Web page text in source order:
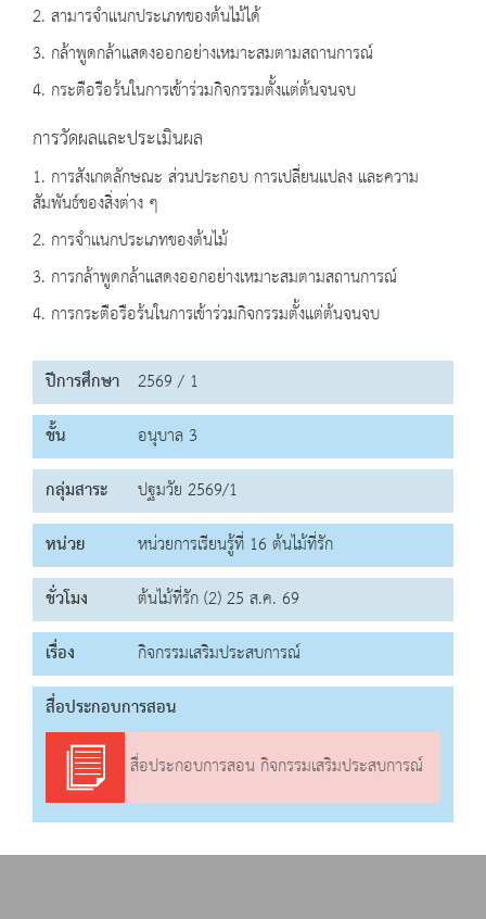
2. สามารจำแนกประเภทของต้นไม้ได้
3. กล้าพูดกล้าแสดงออกอย่างเหมาะสมตามสถานการณ์
4. กระตือรือร้นในการเข้าร่วมกิจกรรมตั้งแต่ต้นจนจบ
การวัดผลและประเมินผล
1. การสังเกตลักษณะ ส่วนประกอบ การเปลี่ยนแปลง และความ
สัมพันธ์ของสิ่งต่าง ๆ
2. การจำแนกประเภทของต้นไม้
3. การกล้าพูดกล้าแสดงออกอย่างเหมาะสมตามสถานการณ์
4. การกระตือรือร้นในการเข้าร่วมกิจกรรมตั้งแต่ต้นจนจบ
ปีการศึกษา 2569 / 1
ชั้น
อนุบาล 3
กลุ่มสาระ
ปฐมวัย 2569/1
หน่วย
หน่วยการเรียนรู้ที่ 16 ต้นไม้ที่รัก
ชั่วโมง
ต้นไม้ที่รัก (2) 25 ส.ค. 69
เรื่อง
กิจกรรมเสริมประสบการณ์
สื่อประกอบการสอน
สื่อประกอบการสอน กิจกรรมเสริมประสบการณ์